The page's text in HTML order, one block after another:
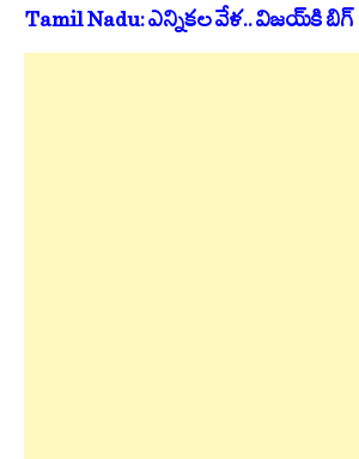
Tamil Nadu: ఎన్నికల వేళ.. విజయ్‌కి